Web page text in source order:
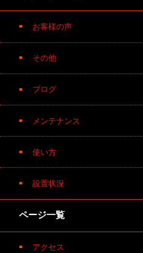
お客様の声
その他
ブログ
メンテナンス
使い方
設置状況
ページ一覧
アクセス